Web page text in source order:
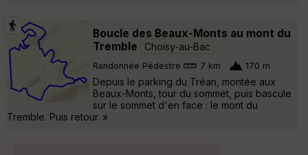
Boucle des Beaux-Monts au mont du
Tremble
Choisy-au-Bac
Randonnée Pédestre 7 km 170 m
Depuis le parking du Tréan, montée aux
Beaux-Monts, tour du sommet, puis bascule
sur le sommet d'en face : le mont du
Tremble. Puis retour. »